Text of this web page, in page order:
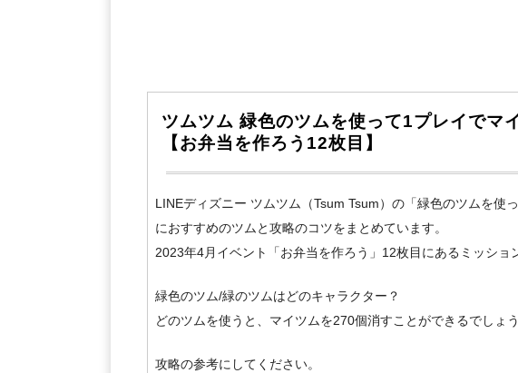
ツムツム 緑色のツムを使って1プレイでマ
【お弁当を作ろう12枚目】
LINEディズニー ツムツム（Tsum Tsum）の「緑色のツムを使
におすすめのツムと攻略のコツをまとめています。
2023年4月イベント「お弁当を作ろう」12枚目にあるミッショ
緑色のツム/緑のツムはどのキャラクター？
どのツムを使うと、マイツムを270個消すことができるでしょう
攻略の参考にしてください。